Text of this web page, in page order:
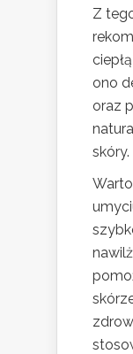
Z
ono
oraz
skóry.